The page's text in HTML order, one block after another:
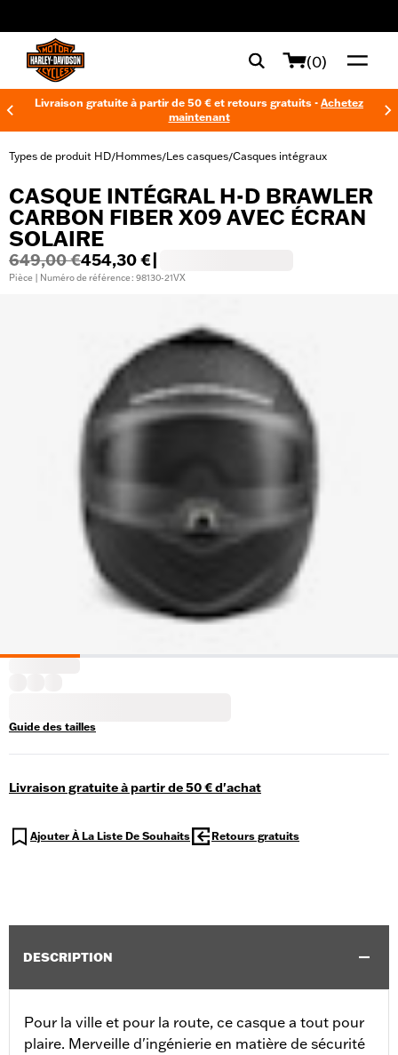
(0)
Livraison gratuite à partir de 50 € et retours gratuits - Achetez
maintenant
Types de produit HD/Hommes/Les casques/Casques intégraux
CASQUE INTÉGRAL H-D BRAWLER
CARBON FIBER X09 AVEC ÉCRAN
SOLAIRE
649,00 €454,30 €
Pièce | Numéro de référence : 98130-21VX
Guide des tailles
Livraison gratuite à partir de 50 € d'achat
Ajouter À La Liste De Souhaits Retours gratuits
DESCRIPTION
Pour la ville et pour la route, ce casque a tout pour
plaire. Merveille d'ingénierie en matière de sécurité